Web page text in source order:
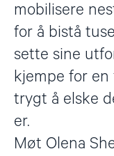
mobilisere
for å bistå
sette sine
kjempe for
trygt å elske
er.
Møt Olena